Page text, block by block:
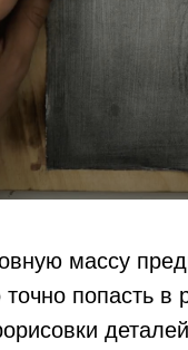
массу
попасть в